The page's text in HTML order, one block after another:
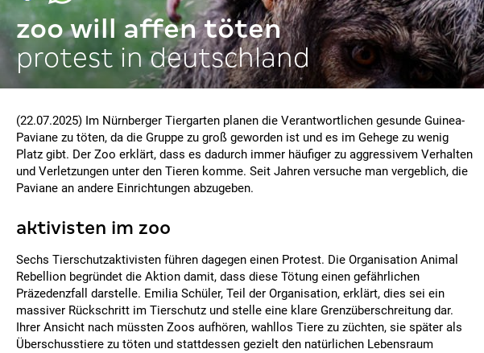
zoo will affen töten
protest in deutschland
(22.07.2025) Im Nürnberger Tiergarten planen die Verantwortlichen gesunde Guinea-
Paviane zu töten, da die Gruppe zu groß geworden ist und es im Gehege zu wenig
Platz gibt. Der Zoo erklärt, dass es dadurch immer häufiger zu aggressivem Verhalten
und Verletzungen unter den Tieren komme. Seit Jahren versuche man vergeblich, die
Paviane an andere Einrichtungen abzugeben.
aktivisten im zoo
Sechs Tierschutzaktivisten führen dagegen einen Protest. Die Organisation Animal
Rebellion begründet die Aktion damit, dass diese Tötung einen gefährlichen
Präzedenzfall darstelle. Emilia Schüler, Teil der Organisation, erklärt, dies sei ein
massiver Rückschritt im Tierschutz und stelle eine klare Grenzüberschreitung dar.
Ihrer Ansicht nach müssten Zoos aufhören, wahllos Tiere zu züchten, sie später als
Überschusstiere zu töten und stattdessen gezielt den natürlichen Lebensraum